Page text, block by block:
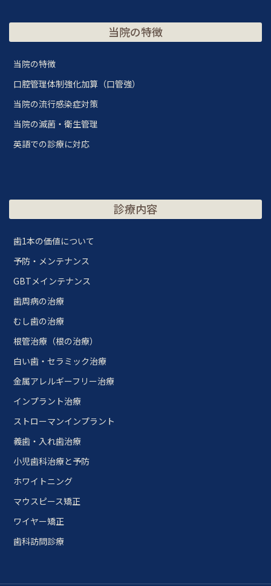
当院の特徴
当院の特徴
口腔管理体制強化加算（口管強）
当院の流行感染症対策
当院の滅菌・衛生管理
英語での診療に対応
診療内容
歯1本の価値について
予防・メンテナンス
GBTメインテナンス
歯周病の治療
むし歯の治療
根管治療（根の治療）
白い歯・セラミック治療
金属アレルギーフリー治療
インプラント治療
ストローマンインプラント
義歯・入れ歯治療
小児歯科治療と予防
ホワイトニング
マウスピース矯正
ワイヤー矯正
歯科訪問診療